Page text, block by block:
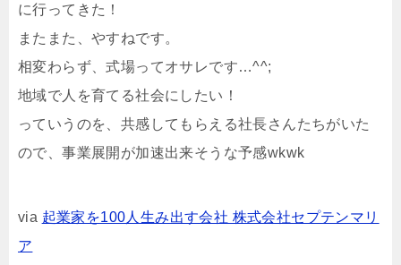
に行ってきた！
またまた、やすねです。
相変わらず、式場ってオサレです…^^;
地域で人を育てる社会にしたい！
っていうのを、共感してもらえる社長さんたちがいた
ので、事業展開が加速出来そうな予感wkwk
via 起業家を100人生み出す会社 株式会社セプテンマリ
ア